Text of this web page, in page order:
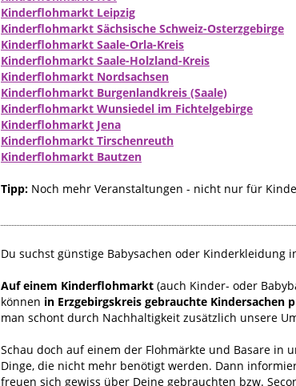
Kinderflohmarkt Leipzig
Kinderflohmarkt Sächsische Schweiz-Osterzgebirge
Kinderflohmarkt Saale-Orla-Kreis
Kinderflohmarkt Saale-Holzland-Kreis
Kinderflohmarkt Nordsachsen
Kinderflohmarkt Burgenlandkreis (Saale)
Kinderflohmarkt Wunsiedel im Fichtelgebirge
Kinderflohmarkt Jena
Kinderflohmarkt Tirschenreuth
Kinderflohmarkt Bautzen
Tipp: Noch mehr Veranstaltungen - nicht nur für
Du suchst günstige Babysachen oder Kinderkleidung
Auf einem Kinderflohmarkt (auch Kinder- oder
können in Erzgebirgskreis gebrauchte
man schont durch Nachhaltigkeit zusätzlich unsere
Schau doch auf einem der Flohmärkte und Basare in
Dinge, die nicht mehr benötigt werden. Dann
freuen sich gewiss über Deine gebrauchten bzw.